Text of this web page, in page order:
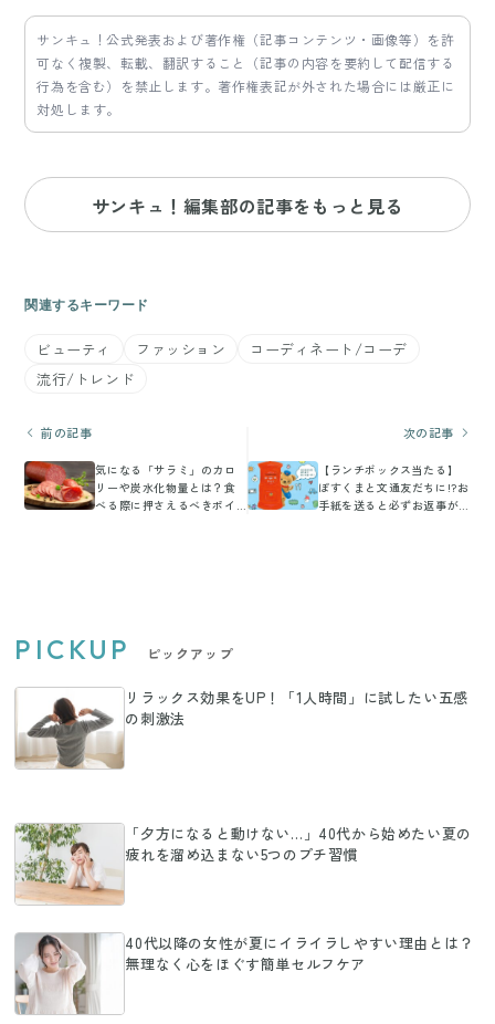
サンキュ！公式発表および著作権（記事コンテンツ・画像等）を許
可なく複製、転載、翻訳すること（記事の内容を要約して配信する
行為を含む）を禁止します。著作権表記が外された場合には厳正に
対処します。
サンキュ！編集部の記事をもっと見る
関連するキーワード
ビューティ ファッション
コーディネート/コーデ
流行/トレンド
前の記事
気になる「サラミ」のカロ
リーや炭水化物量とは？食
べる際に押さえるべきポイ
次の記事
【ランチボックス当たる】
ぽすくまと文通友だちに!?お
手紙を送ると必ずお返事が
PICKUP ピックアップ
リラックス効果をUP！「1人時間」に試したい五感
の刺激法
「夕方になると動けない…」40代から始めたい夏の
疲れを溜め込まない5つのプチ習慣
40代以降の女性が夏にイライラしやすい理由とは？
無理なく心をほぐす簡単セルフケア